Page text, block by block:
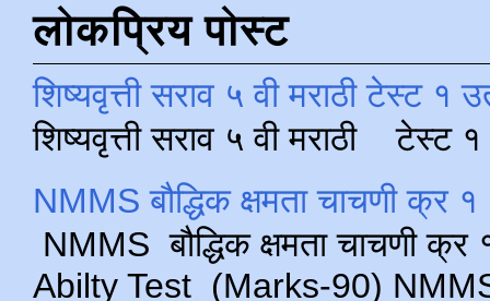
लोकप्रिय पोस्ट
शिष्यवृत्ती सराव ५ वी मराठी टेस्ट १
शिष्यवृत्ती सराव ५ वी मराठी टेस्ट
NMMS बौद्धिक क्षमता चाचणी क्र
NMMS बौद्धिक क्षमता चाचणी
Abilty Test (Marks-90) NMMS